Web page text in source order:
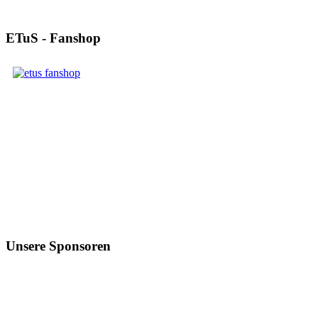
ETuS - Fanshop
Unsere Sponsoren